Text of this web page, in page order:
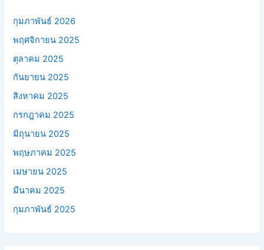
กุมภาพันธ์ 2026
พฤศจิกายน 2025
ตุลาคม 2025
กันยายน 2025
สิงหาคม 2025
กรกฎาคม 2025
มิถุนายน 2025
พฤษภาคม 2025
เมษายน 2025
มีนาคม 2025
กุมภาพันธ์ 2025